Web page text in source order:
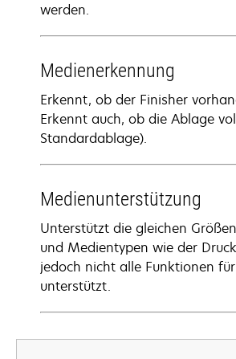
werden.
Medienerkennung
Erkennt, ob der Finisher
Erkennt auch, ob die Ablage
Standardablage).
Medienunterstützung
Unterstützt die gleichen
und Medientypen wie der
jedoch nicht alle Funktionen
unterstützt.